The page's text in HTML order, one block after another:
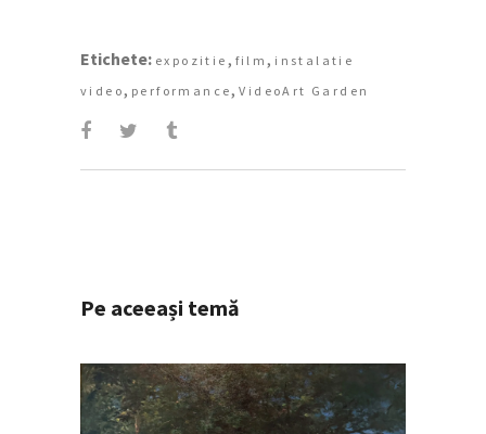
Etichete: expozitie , film , instalatie
video , performance ,VideoArt Garden
Pe aceeași temă